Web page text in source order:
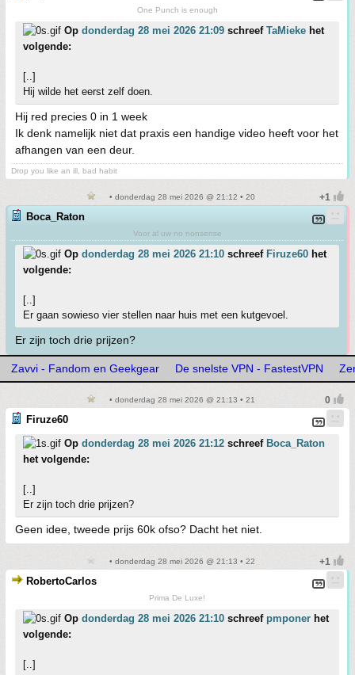
One Punch is enough
Op donderdag 28 mei 2026 21:09 schreef TaMieke het
volgende:
[..]
Hij wilde het eerst zelf doen.
Hij red precies 0 in 1 week
Ik denk namelijk niet dat praxis een handige video heeft voor het
afhangen van een deur.
Drop you like an ill, bad habit
• donderdag 28 mei 2026 @ 21:12 • 20
Boca_Raton
Voor al uw no nonsense
Op donderdag 28 mei 2026 21:10 schreef Firuze60 het
volgende:
[..]
Er gaan sowieso vier stellen naar huis met een kutgevoel.
Er zijn toch drie prijzen?
Zavvi - Fandom en Geekgear De snelste VPN - FastestVPN
• donderdag 28 mei 2026 @ 21:13 • 21
Firuze60
Op donderdag 28 mei 2026 21:12 schreef Boca_Raton
het volgende:
[..]
Er zijn toch drie prijzen?
Geen idee, tweede prijs 60k ofso? Dacht het niet.
• donderdag 28 mei 2026 @ 21:13 • 22
RobertoCarlos
Prima De Luxe!
Op donderdag 28 mei 2026 21:10 schreef pmponer het
volgende:
[..]